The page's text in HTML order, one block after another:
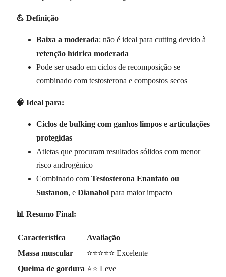
💪 Definição
Baixa a moderada: não é ideal para cutting devido à
retenção hídrica moderada
Pode ser usado em ciclos de recomposição se
combinado com testosterona e compostos secos
🧠 Ideal para:
Ciclos de bulking com ganhos limpos e articulações
protegidas
Atletas que procuram resultados sólidos com menor
risco androgénico
Combinado com Testosterona Enantato ou
Sustanon, e Dianabol para maior impacto
📊 Resumo Final:
Característica
Avaliação
Massa muscular
⭐⭐⭐⭐⭐ Excelente
Queima de gordura ⭐⭐ Leve